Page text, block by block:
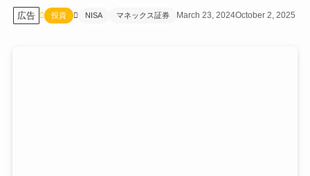
広告 投資 NISA マネックス証券 March 23, 2024October 2, 2025